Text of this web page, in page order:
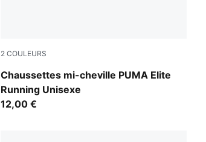
2 COULEURS
Chaussettes mi-cheville PUMA Elite
Running Unisexe
black
12,00 €